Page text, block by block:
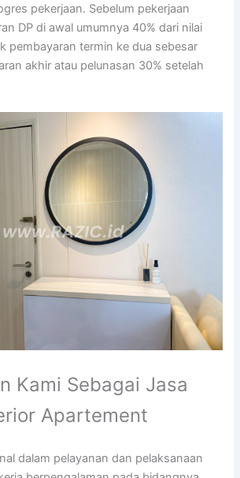
pekerjaan. Sebelum pekerjaan
DP di awal umumnya 40% dari nilai
pembayaran termin ke dua sebesar
akhir atau pelunasan 30% setelah
Kami Sebagai Jasa
Apartement
dalam pelayanan dan pelaksanaan